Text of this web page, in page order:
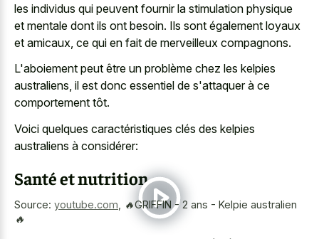
les individus qui peuvent fournir la stimulation physique
et mentale dont ils ont besoin. Ils sont également loyaux
et amicaux, ce qui en fait de merveilleux compagnons.
L'aboiement peut être un problème chez les kelpies
australiens, il est donc essentiel de s'attaquer à ce
comportement tôt.
Voici quelques caractéristiques clés des kelpies
australiens à considérer:
Santé et nutrition
Source: youtube.com
🔥GRIFFIN - 2 ans - Kelpie australien
🔥